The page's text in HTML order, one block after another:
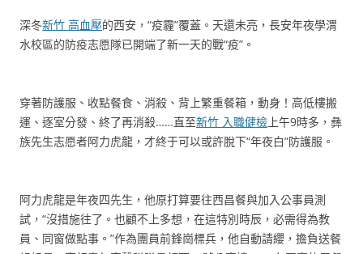
深冬新竹 高血壓的西安，“疫霾”覆蓋。天還未亮，長安年夜學渭
水校區的防疫志愿隊已開端了新一天的戰“疫”。
穿著防護服、收點餐食、消殺、背上繁重餐箱，動身！高低樓搬
運、逐室分發、終了再消殺……直至新竹 入職健檢 上午9時多，彝
族先生志愿者阿力虎龍，才終于可以或許脫下“年夜白”防護服。
阿力虎龍是年夜四先生，他原打算要往西昌餐與加入公事員測
試，“沒措施往了。也顧不上多想，在這特別時辰，必需得為教
員、同窗做點事。”作為團員前鋒崗標兵，他自動請纓，擔負送餐